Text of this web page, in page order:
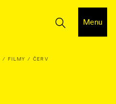
Menu
FILMY ČERV